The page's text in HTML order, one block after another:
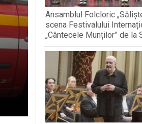
prieteniei și diversității culturale
Ansamblul Folcloric
scena Festivalului
„Cântecele Munților” de la